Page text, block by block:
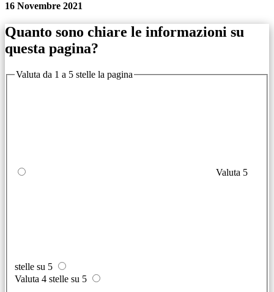
16 Novembre 2021
Quanto sono chiare le informazioni su
questa pagina?
Valuta da 1 a 5 stelle la pagina
Valuta 5
stelle su 5
Valuta 4 stelle su 5